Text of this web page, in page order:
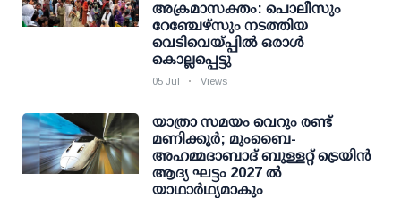
അക്രമാസക്തം: പൊലീസും
റേഞ്ചേഴ്‌സും നടത്തിയ
വെടിവെയ്പ്പില്‍ ഒരാള്‍
കൊല്ലപ്പെട്ടു
05 Jul Views
യാത്രാ സമയം വെറും രണ്ട്
മണിക്കൂര്‍; മുംബൈ-
അഹമ്മദാബാദ് ബുള്ളറ്റ് ട്രെയിന്‍
ആദ്യ ഘട്ടം 2027 ല്‍
യാഥാര്‍ഥ്യമാകും